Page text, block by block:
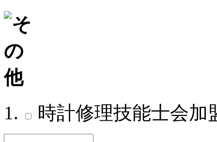
時計修理技能士会加